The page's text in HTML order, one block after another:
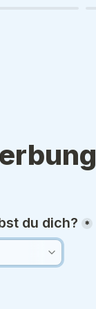
du dich? *